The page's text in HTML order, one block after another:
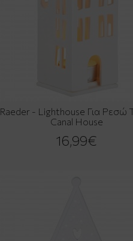
Raeder - Lighthouse Για Ρεσώ
Canal House
16,99€